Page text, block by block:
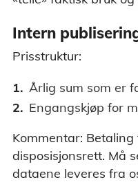
Intern
Prisstruktur:
Årlig sum som er
Engangskjøp for
Kommentar:
disposisjonsrett. Må
dataene leveres fra